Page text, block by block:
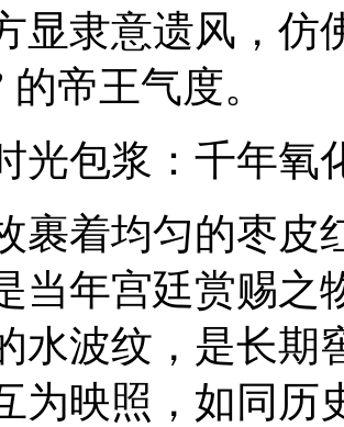
显隶意遗风，仿
帝王气度。
包浆：千年氧
着均匀的枣皮
当年宫廷赏赐之
水波纹，是长期
为映照，如同历